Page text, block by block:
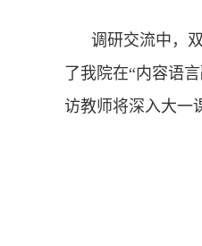
调研交流中，
了我院在“内容语
访教师将深入大一